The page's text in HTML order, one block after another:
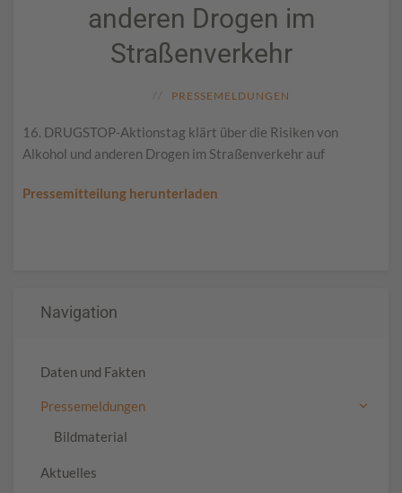
anderen Drogen im
Straßenverkehr
PRESSEMELDUNGEN
16. DRUGSTOP-Aktionstag klärt über die Risiken von
Alkohol und anderen Drogen im Straßenverkehr auf
Pressemitteilung herunterladen
Navigation
Daten und Fakten
Pressemeldungen
Bildmaterial
Aktuelles